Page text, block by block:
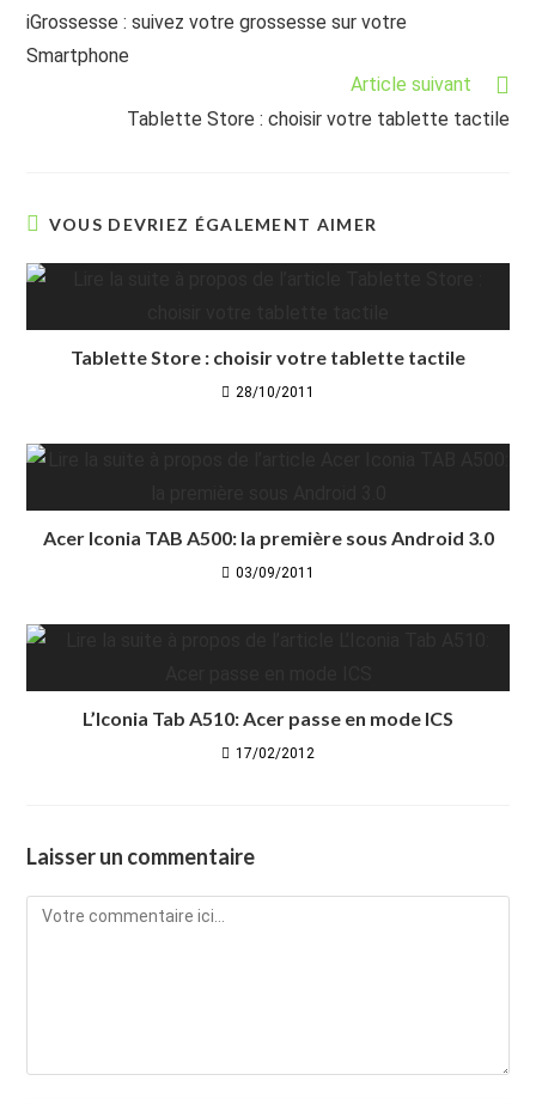
articles
iGrossesse : suivez votre grossesse sur votre
Smartphone
Article suivant
Tablette Store : choisir votre tablette tactile
VOUS DEVRIEZ ÉGALEMENT AIMER
Tablette Store : choisir votre tablette tactile
28/10/2011
Acer Iconia TAB A500: la première sous Android 3.0
03/09/2011
L’Iconia Tab A510: Acer passe en mode ICS
17/02/2012
Laisser un commentaire
Comment